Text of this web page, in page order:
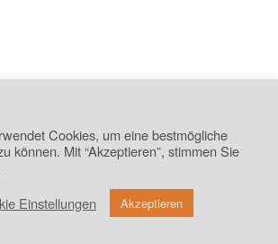
Cookies, um eine bestmögliche
können. Mit “Akzeptieren”, stimmen Sie
Einstellungen Akzeptieren